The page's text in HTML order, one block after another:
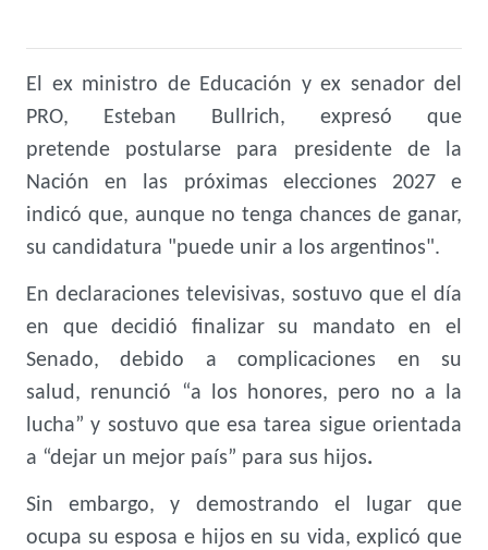
El ex ministro de Educación y ex senador del
PRO, Esteban Bullrich, expresó que
pretende postularse para presidente de la
Nación en las próximas elecciones 2027 e
indicó que, aunque no tenga chances de ganar,
su candidatura "puede unir a los argentinos".
En declaraciones televisivas, sostuvo que el día
en que decidió finalizar su mandato en el
Senado, debido a complicaciones en su
salud, renunció “a los honores, pero no a la
lucha” y sostuvo que esa tarea sigue orientada
a “dejar un mejor país” para sus hijos.
Sin embargo, y demostrando el lugar que
ocupa su esposa e hijos en su vida, explicó que